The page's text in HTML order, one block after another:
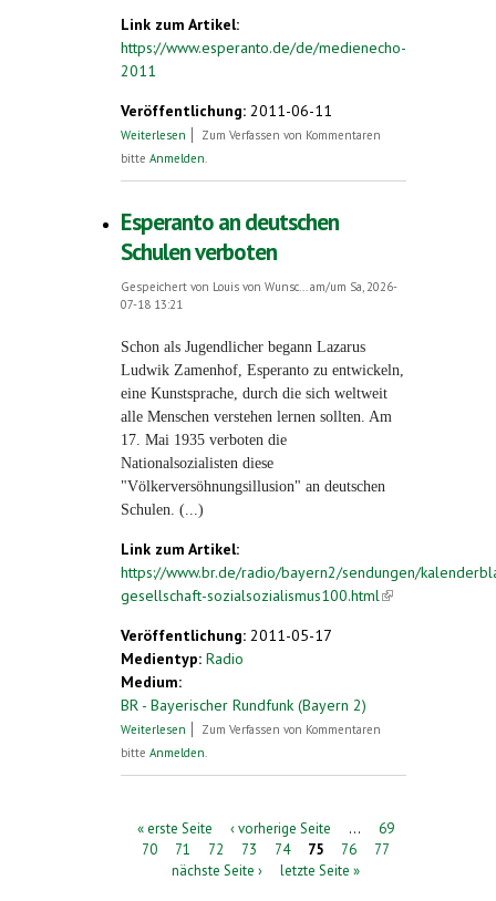
Link zum Artikel:
https://www.esperanto.de/de/medienecho-
2011
Veröffentlichung: 2011-06-11
Weiterlesen über Medienecho 2009 - 2011
Zum Verfassen von Kommentaren
bitte Anmelden.
Esperanto an deutschen
Schulen verboten
Gespeichert von Louis von Wunsc...am/um Sa, 2026-
07-18 13:21
Schon als Jugendlicher begann Lazarus
Ludwik Zamenhof, Esperanto zu entwickeln,
eine Kunstsprache, durch die sich weltweit
alle Menschen verstehen lernen sollten. Am
17. Mai 1935 verboten die
Nationalsozialisten diese
"Völkerversöhnungsillusion" an deutschen
Schulen. (...)
Link zum Artikel:
https://www.br.de/radio/bayern2/sendungen/
gesellschaft-sozialsozialismus100.html(link is
Veröffentlichung: 2011-05-17
Medientyp: Radio
Medium:
BR - Bayerischer Rundfunk (Bayern 2)
Weiterlesen über Esperanto an deutschen Schulen
Zum Verfassen von Kommentaren
bitte Anmelden.
Seiten« erste Seite ‹ vorherige Seite …
69
70
71 72 73 74 75 76
77
nächste Seite ›
letzte Seite »